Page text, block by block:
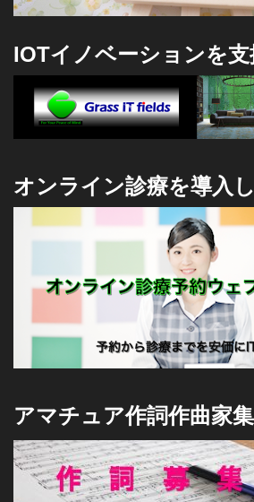
IOTイノベーションを
オンライン診療を導入
アマチュア作詞作曲家集